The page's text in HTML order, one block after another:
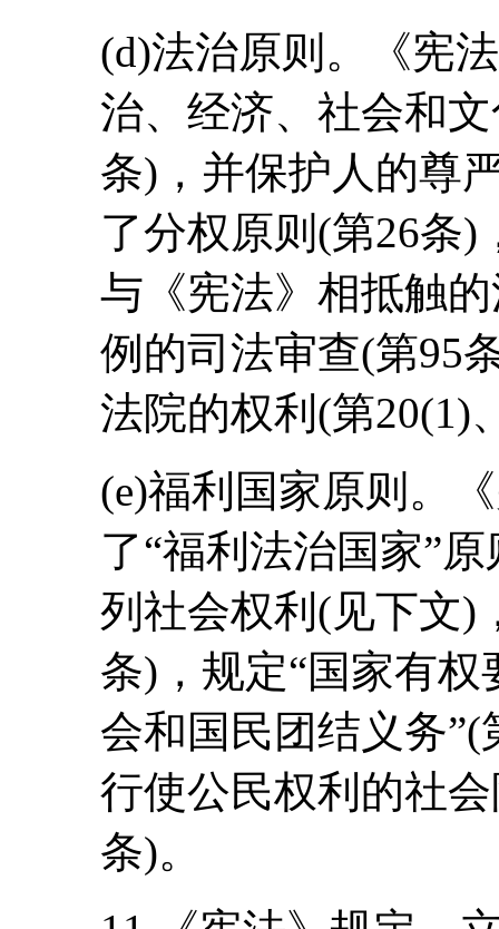
(d)法治原则。《宪
治、经济、社会和
条)，并保护人的尊
了分权原则(第26条
与《宪法》相抵触
例的司法审查(第95
法院的权利(第20(1)
(e)福利国家原则。
了“福利法治国家”
列社会权利(见下文)
条)，规定“国家有
会和国民团结义务
行使公民权利的社
条)。